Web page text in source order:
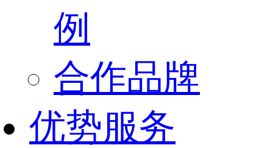
例
合作品牌
优势服务